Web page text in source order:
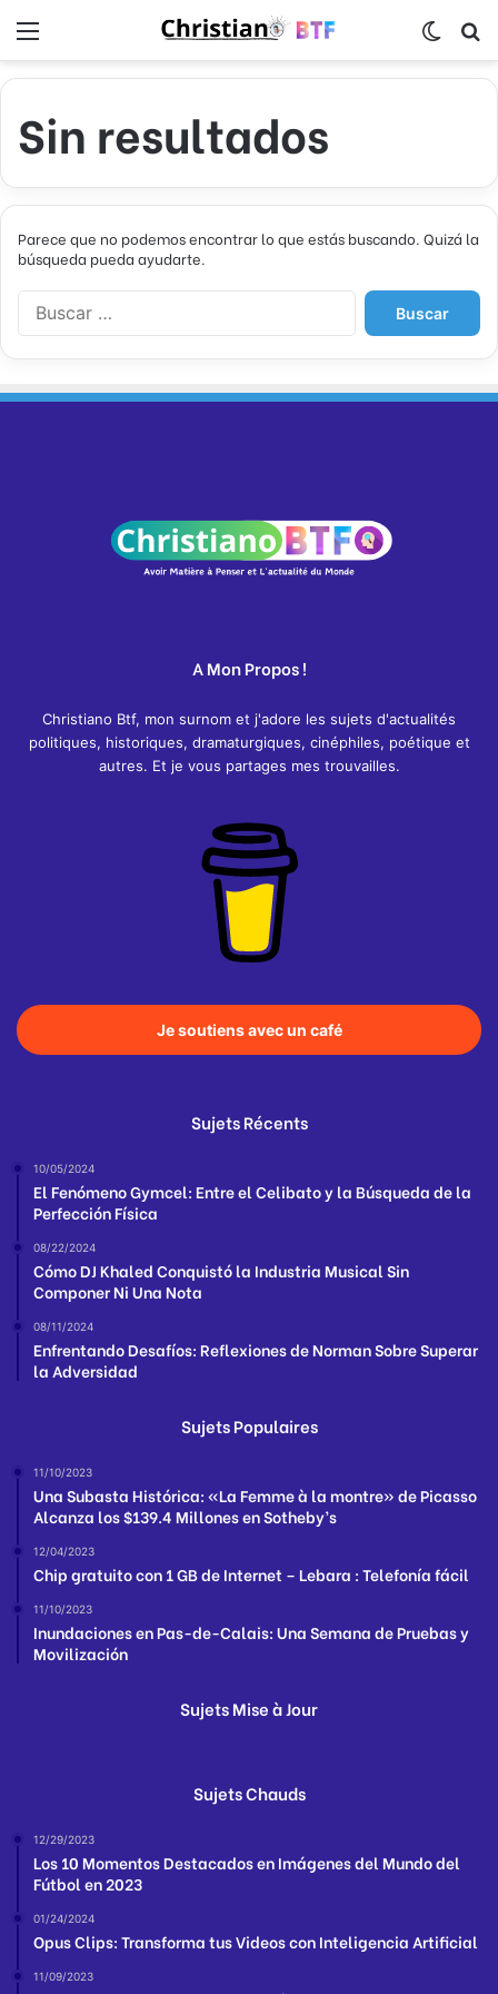
Sin resultados
Parece que no podemos encontrar lo que estás buscando. Quizá la
búsqueda pueda ayudarte.
a
A Mon Propos !
Christiano Btf, mon surnom et j'adore les sujets d'actualités
politiques, historiques, dramaturgiques, cinéphiles, poétique et
autres. Et je vous partages mes trouvailles.
Je soutiens avec un café
Sujets Récents
10/05/2024
El Fenómeno Gymcel: Entre el Celibato y la Búsqueda de la
Perfección Física
08/22/2024
Cómo DJ Khaled Conquistó la Industria Musical Sin
Componer Ni Una Nota
08/11/2024
Enfrentando Desafíos: Reflexiones de Norman Sobre Superar
la Adversidad
Sujets Populaires
11/10/2023
Una Subasta Histórica: «La Femme à la montre» de Picasso
Alcanza los $139.4 Millones en Sotheby’s
12/04/2023
Chip gratuito con 1 GB de Internet – Lebara : Telefonía fácil
11/10/2023
Inundaciones en Pas-de-Calais: Una Semana de Pruebas y
Movilización
Sujets Mise à Jour
Sujets Chauds
12/29/2023
Los 10 Momentos Destacados en Imágenes del Mundo del
Fútbol en 2023
01/24/2024
Opus Clips: Transforma tus Videos con Inteligencia Artificial
11/09/2023